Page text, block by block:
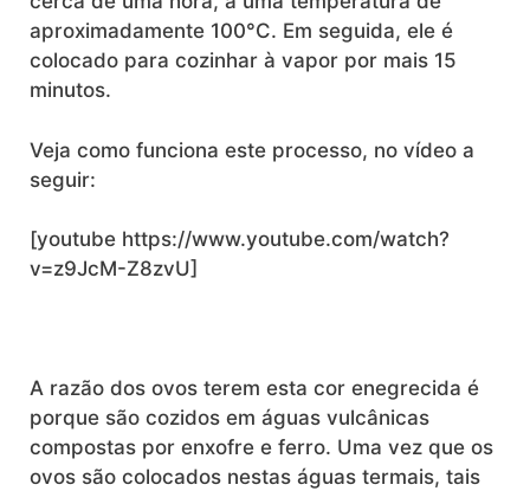
aproximadamente 100°C. Em seguida, ele é
colocado para cozinhar à vapor por mais 15
minutos.
Veja como funciona este processo, no vídeo a
seguir:
[youtube https://www.youtube.com/watch?
v=z9JcM-Z8zvU]
A razão dos ovos terem esta cor enegrecida é
porque são cozidos em águas vulcânicas
compostas por enxofre e ferro. Uma vez que os
ovos são colocados nestas águas termais, tais